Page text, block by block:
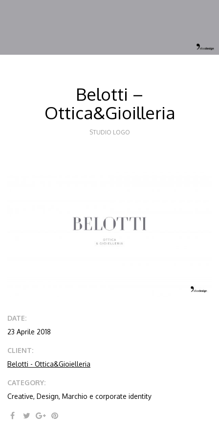
Belotti –
Ottica&Gioilleria
STUDIO LOGO
DATE:
23 Aprile 2018
CLIENT:
Belotti - Ottica&Gioielleria
CATEGORY:
Creative, Design, Marchio e corporate identity